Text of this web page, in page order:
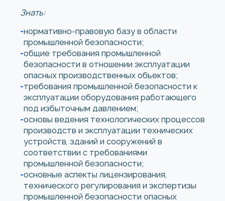
Знать:
нормативно-правовую базу в области
промышленной безопасности;
общие требования промышленной
безопасности в отношении эксплуатации
опасных производственных объектов;
требования промышленной безопасности к
эксплуатации оборудования работающего
под избыточным давлением;
основы ведения технологических процессов
производств и эксплуатации технических
устройств, зданий и сооружений в
соответствии с требованиями
промышленной безопасности;
основные аспекты лицензирования,
технического регулирования и экспертизы
промышленной безопасности опасных